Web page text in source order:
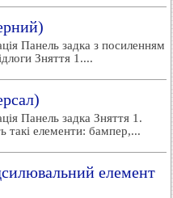
Панель задка з посиленням
Зняття 1....
Панель задка Зняття 1.
такі елементи: бампер,...
елемент